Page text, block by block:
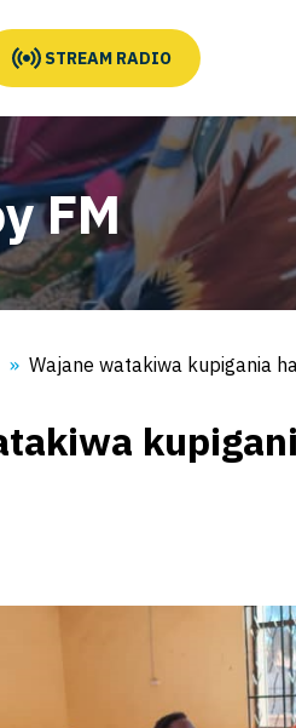
STREAM RADIO
FM
Wajane watakiwa kupigania